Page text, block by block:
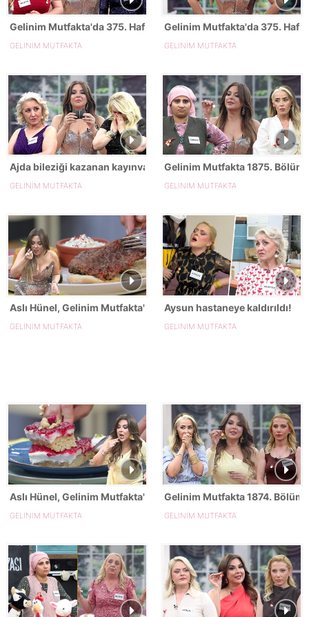
Gelinim Mutfakta'da 375. Hafta kim birinci oldu?
GELİNİM MUTFAKTA
Gelinim Mutfakta'da 375.
GELİNİM MUTFAKTA
Ajda bileziği kazanan kayınvalide kim? - 26 Haziran 2026
GELİNİM MUTFAKTA
Gelinim Mutfakta 1875.
GELİNİM MUTFAKTA
Aslı Hünel, Gelinim Mutfakta'nın 1875. Bölümünde en yüksek
GELİNİM MUTFAKTA
Aysun hastaneye kaldırıldı!
GELİNİM MUTFAKTA
Aslı Hünel, Gelinim Mutfakta'nın 1874. Bölümünde en yüksek
GELİNİM MUTFAKTA
Gelinim Mutfakta 1874.
GELİNİM MUTFAKTA